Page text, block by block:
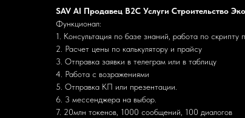
SAV AI Продавец B2C Услуги Строительство
Функционал:
1. Консультация по базе знаний, работа по скрипту
2. Расчет цены по калькулятору и прайсу
3. Отправка заявки в телеграм или в таблицу
4. Работа с возражениями
5. Отправка КП или презентации.
6. 3 мессенджера на выбор.
7. 20млн токенов, 1000 сообщений, 100 диалогов